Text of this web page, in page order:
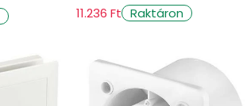
11.236 Ft Raktáron